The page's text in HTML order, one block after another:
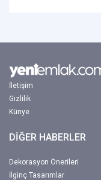
İletişim
Gizlilik
Künye
DİĞER HABERLER
Dekorasyon Önerileri
İlginç Tasarımlar